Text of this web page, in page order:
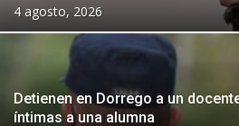
4 agosto, 2026
Detienen en Dorrego a un
íntimas a una alumna